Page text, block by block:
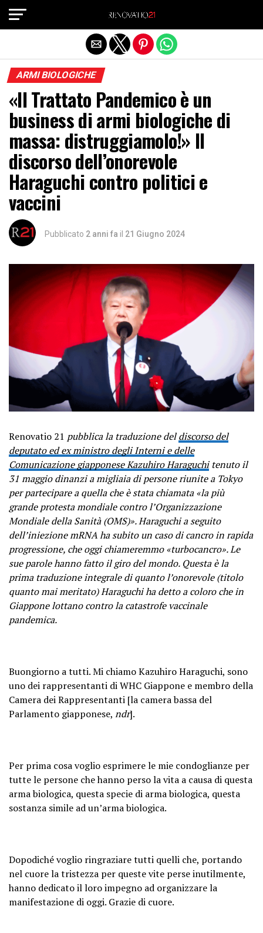
ARMI BIOLOGICHE
«Il Trattato Pandemico è un
business di armi biologiche di
massa: distruggiamolo!» Il
discorso dell’onorevole
Haraguchi contro politici e
vaccini
Pubblicato 2 anni fa il 21 Giugno 2024
Renovatio 21 pubblica la traduzione deldiscorso del
deputato ed ex ministro degli Interni e delle
Comunicazione giapponese Kazuhiro Haraguchitenuto il
31 maggio dinanzi a migliaia di persone riunite a Tokyo
per partecipare a quella che è stata chiamata «la più
grande protesta mondiale contro l’Organizzazione
Mondiale della Sanità (OMS)». Haraguchi a seguito
dell’iniezione mRNA ha subito un caso di cancro in rapida
progressione, che oggi chiameremmo «turbocancro». Le
sue parole hanno fatto il giro del mondo. Questa è la
prima traduzione integrale di quanto l’onorevole (titolo
quanto mai meritato) Haraguchi ha detto a coloro che in
Giappone lottano contro la catastrofe vaccinale
pandemica.
Buongiorno a tutti. Mi chiamo Kazuhiro Haraguchi, sono
uno dei rappresentanti di WHC Giappone e membro della
Camera dei Rappresentanti [la camera bassa del
Parlamento giapponese, ndr].
Per prima cosa voglio esprimere le mie condoglianze per
tutte le persone che hanno perso la vita a causa di questa
arma biologica, questa specie di arma biologica, questa
sostanza simile ad un’arma biologica.
Dopodiché voglio ringraziare tutti quelli che, portando
nel cuore la tristezza per queste vite perse inutilmente,
hanno dedicato il loro impegno ad organizzare la
manifestazione di oggi. Grazie di cuore.
Exit mobile version